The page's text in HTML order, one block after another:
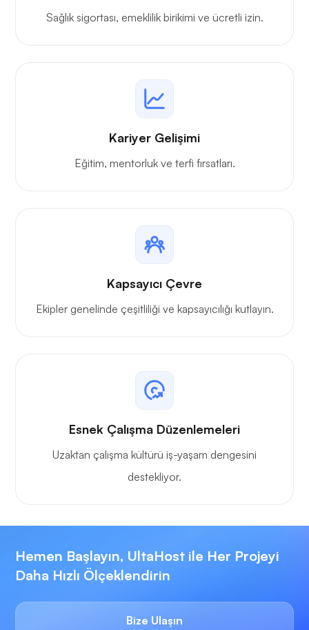
Sağlık sigortası, emeklilik birikimi ve ücretli izin.
Kariyer Gelişimi
Eğitim, mentorluk ve terfi fırsatları.
Kapsayıcı Çevre
Ekipler genelinde çeşitliliği ve kapsayıcılığı kutlayın.
Esnek Çalışma Düzenlemeleri
Uzaktan çalışma kültürü iş-yaşam dengesini
destekliyor.
Hemen Başlayın, UltaHost ile Her Projeyi
Daha Hızlı Ölçeklendirin
Bize Ulaşın